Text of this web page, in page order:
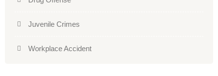
Juvenile Crimes
Workplace Accident